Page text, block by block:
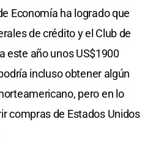
Economía ha logrado que
de crédito y el Club de
este año unos US$1900
incluso obtener algún
pero en lo
compras de Estados Unidos